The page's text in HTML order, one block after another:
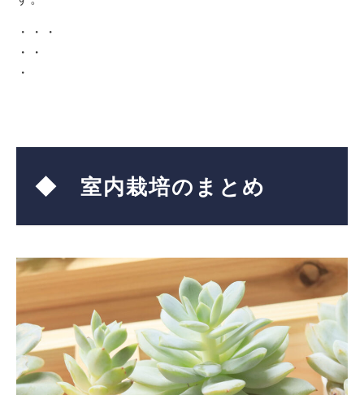
・・・
・・
・
◆ 室内栽培のまとめ